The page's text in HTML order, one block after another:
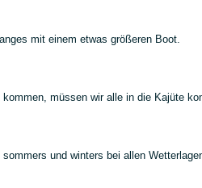
mit einem etwas größeren Boot.
müssen wir alle in die Kajüte
und winters bei allen